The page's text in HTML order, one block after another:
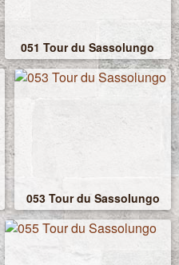
051 Tour du Sassolungo
053 Tour du Sassolungo